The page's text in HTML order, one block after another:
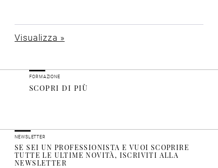
Visualizza »
FORMAZIONE
SCOPRI DI PIÙ
NEWSLETTER
SE SEI UN PROFESSIONISTA E VUOI SCOPRIRE
TUTTE LE ULTIME NOVITÀ, ISCRIVITI ALLA
NEWSLETTER